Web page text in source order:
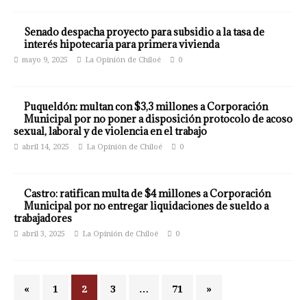
Senado despacha proyecto para subsidio a la tasa de
interés hipotecaria para primera vivienda
mayo 9, 2025 La Opinión de Chiloé 0
Puqueldón: multan con $3,3 millones a Corporación
Municipal por no poner a disposición protocolo de acoso
sexual, laboral y de violencia en el trabajo
abril 14, 2025 La Opinión de Chiloé 0
Castro: ratifican multa de $4 millones a Corporación
Municipal por no entregar liquidaciones de sueldo a
trabajadores
abril 3, 2025 La Opinión de Chiloé 0
« 1 2 3 … 71 »